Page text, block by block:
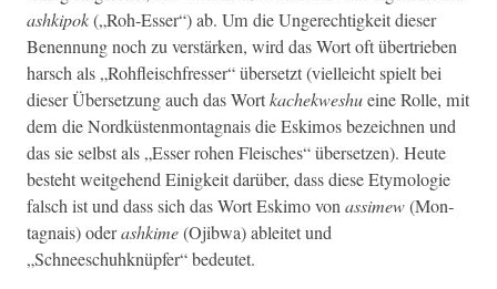
ashkipok(„Roh-Ess­er“) ab. Um die Ungerechtigkeit dieser
Benen­nung noch zu ver­stärken, wird das Wort oft über­trieben
harsch als „Rohfleis­chfress­er“ über­set­zt (vielle­icht spielt bei
dieser Über­set­zung auch das Wortkachek­weshueine Rolle, mit
dem die Nord­küsten­mon­tag­nais die Eski­mos beze­ich­nen und
das sie selb­st als „Ess­er rohen Fleis­ches“ über­set­zen). Heute
beste­ht weit­ge­hend Einigkeit darüber, dass diese Ety­molo­gie
falsch ist und dass sich das Wort Eski­mo vonassimew(Mon­
tag­nais) oderashkime(Ojib­wa) ableit­et und
„Schneeschuhknüpfer“ bedeutet.